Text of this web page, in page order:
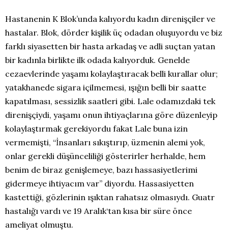
Hastanenin K Blok’unda kalıyordu kadın direnişçiler ve
hastalar. Blok, dörder kişilik üç odadan oluşuyordu ve biz
farklı siyasetten bir hasta arkadaş ve adli suçtan yatan
bir kadınla birlikte ilk odada kalıyorduk. Genelde
cezaevlerinde yaşamı kolaylaştıracak belli kurallar olur;
yatakhanede sigara içilmemesi, ışığın belli bir saatte
kapatılması, sessizlik saatleri gibi. Lale odamızdaki tek
direnişçiydi, yaşamı onun ihtiyaçlarına göre düzenleyip
kolaylaştırmak gerekiyordu fakat Lale buna izin
vermemişti, “İnsanları sıkıştırıp, üzmenin alemi yok,
onlar gerekli düşünceliliği gösterirler herhalde, hem
benim de biraz genişlemeye, bazı hassasiyetlerimi
gidermeye ihtiyacım var” diyordu. Hassasiyetten
kastettiği, gözlerinin ışıktan rahatsız olmasıydı. Guatr
hastalığı vardı ve 19 Aralık‘tan kısa bir süre önce
ameliyat olmuştu.